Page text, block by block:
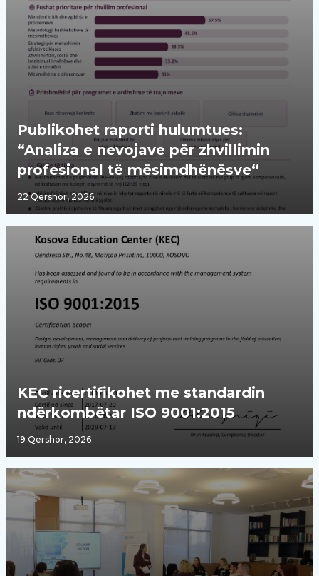
Publikohet raporti hulumtues:
“Analiza e nevojave për zhvillimin
profesional të mësimdhënësve“
22 Qershor, 2026
KEC ricertifikohet me standardin
ndërkombëtar ISO 9001:2015
19 Qershor, 2026